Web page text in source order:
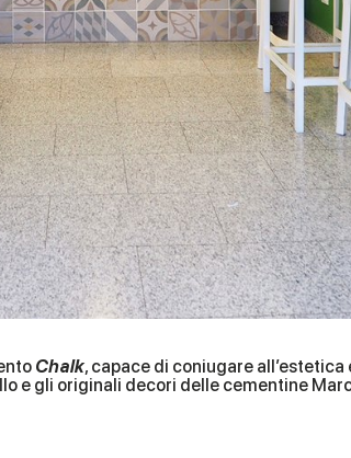
Chalk, capace di coniugare all’estetica
e gli originali decori delle cementine